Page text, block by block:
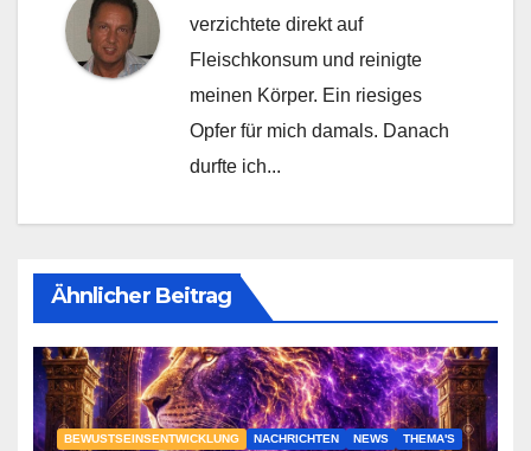
verzichtete direkt auf
Fleischkonsum und reinigte
meinen Körper. Ein riesiges
Opfer für mich damals. Danach
durfte ich...
Ähnlicher Beitrag
BEWUSTSEINSENTWICKLUNG NACHRICHTEN NEWS THEMA'S